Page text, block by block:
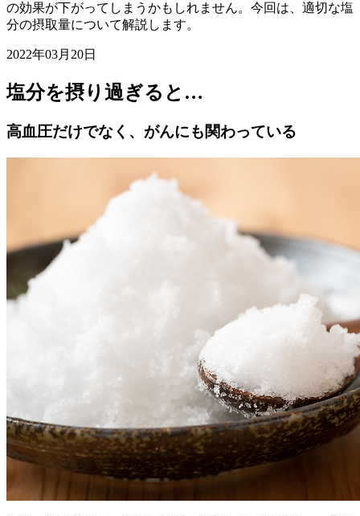
の効果が下がってしまうかもしれません。今回は、適切な塩
分の摂取量について解説します。
2022年03月20日
塩分を摂り過ぎると…
高血圧だけでなく、がんにも関わっている